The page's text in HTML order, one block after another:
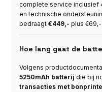
complete service inclusief
en technische
bedraagt€449,- plus
Hoe lang gaat de
Volgens
5250mAh batterij die bij
transacties met